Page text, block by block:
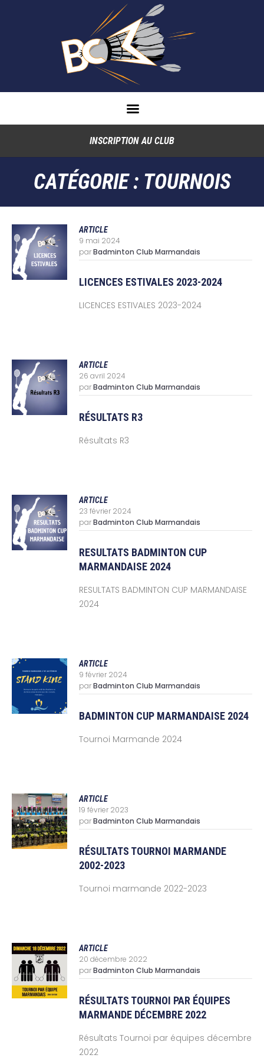
INSCRIPTION AU CLUB
CATÉGORIE : TOURNOIS
ARTICLE
9 mai 2024
parBadminton Club Marmandais
LICENCES ESTIVALES 2023-2024
LICENCES ESTIVALES 2023-2024
ARTICLE
26 avril 2024
parBadminton Club Marmandais
RÉSULTATS R3
Résultats R3
ARTICLE
23 février 2024
parBadminton Club Marmandais
RESULTATS BADMINTON CUP
MARMANDAISE 2024
RESULTATS BADMINTON CUP MARMANDAISE
2024
ARTICLE
9 février 2024
parBadminton Club Marmandais
BADMINTON CUP MARMANDAISE 2024
Tournoi Marmande 2024
ARTICLE
19 février 2023
parBadminton Club Marmandais
RÉSULTATS TOURNOI MARMANDE
2002-2023
Tournoi marmande 2022-2023
ARTICLE
20 décembre 2022
parBadminton Club Marmandais
RÉSULTATS TOURNOI PAR ÉQUIPES
MARMANDE DÉCEMBRE 2022
Résultats Tournoi par équipes décembre
2022